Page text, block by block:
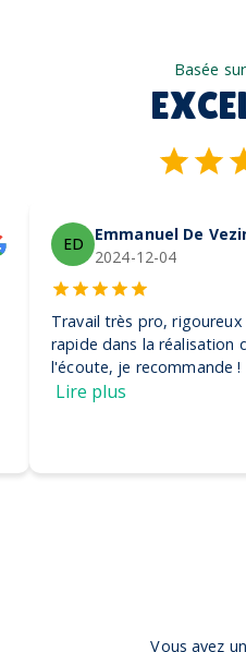
Basée sur
ED
Emmanuel De Vezin
2024-12-04
Travail très pro, rigoureux
rapide dans la réalisation
l'écoute, je recommande !
casquettes
Lire plus
Vous avez